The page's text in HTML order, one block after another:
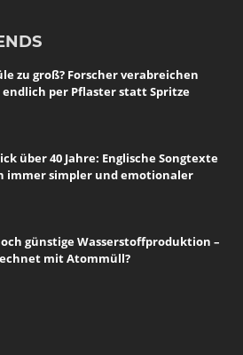
zu groß? Forscher verabreichen
per Pflaster statt Spritze
über 40 Jahre: Englische Songtexte
immer simpler und emotionaler
günstige Wasserstoffproduktion –
mit Atommüll?